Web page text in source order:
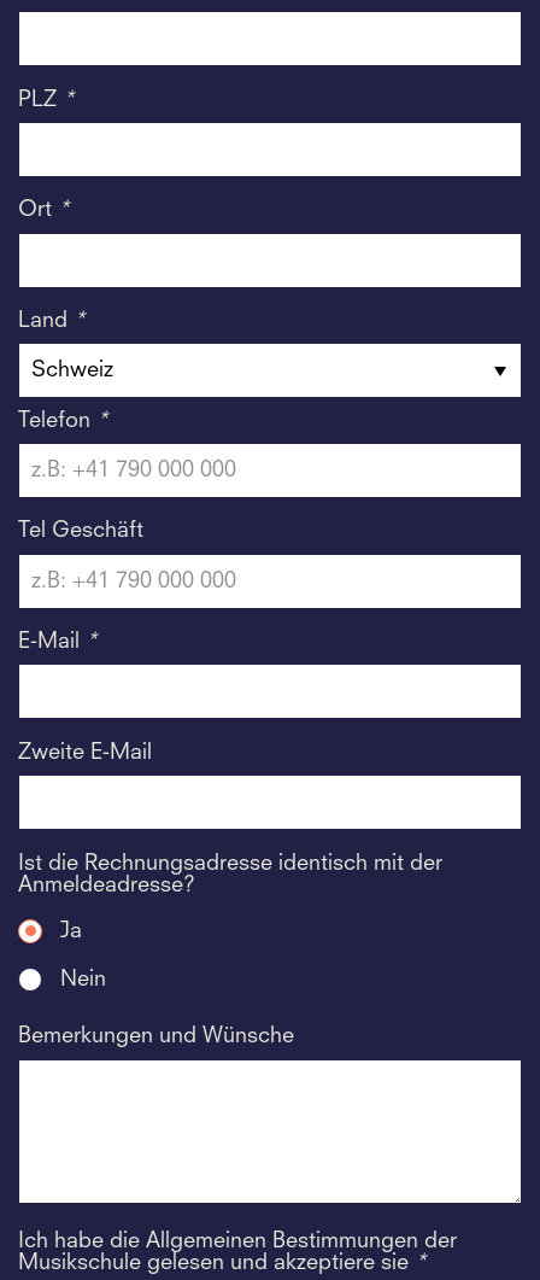
PLZ *
Ort *
Land *
Telefon *
Tel Geschäft
E-Mail *
Zweite E-Mail
Ist die Rechnungsadresse identisch mit der
Anmeldeadresse?
Ja
Nein
Bemerkungen und Wünsche
Ich habe die Allgemeinen Bestimmungen der
Musikschule gelesen und akzeptiere sie *